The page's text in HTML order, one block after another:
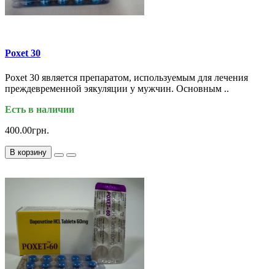
Poxet 30
Poxet 30 является препаратом, используемым для лечения
преждевременной эякуляции у мужчин. Основным ..
Есть в наличии
400.00грн.
В корзину